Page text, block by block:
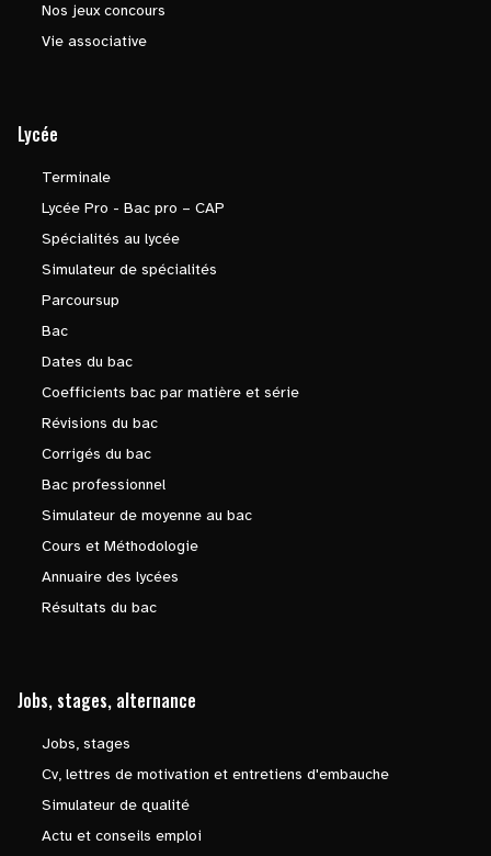
Nos jeux concours
Vie associative
Lycée
Terminale
Lycée Pro - Bac pro – CAP
Spécialités au lycée
Simulateur de spécialités
Parcoursup
Bac
Dates du bac
Coefficients bac par matière et série
Révisions du bac
Corrigés du bac
Bac professionnel
Simulateur de moyenne au bac
Cours et Méthodologie
Annuaire des lycées
Résultats du bac
Jobs, stages, alternance
Jobs, stages
Cv, lettres de motivation et entretiens d'embauche
Simulateur de qualité
Actu et conseils emploi